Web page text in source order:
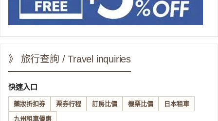
》 旅行查詢 / Travel inquiries
快速入口
藥妝折扣券 票券行程 訂房比價 機票比價 日本租車
九州租車優惠